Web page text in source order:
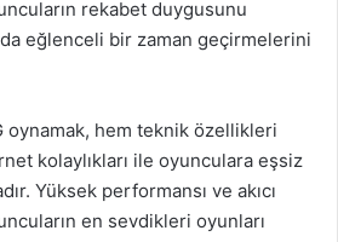
rekabet duygusunu
eğlenceli bir zaman geçirmelerini
oynamak, hem teknik özellikleri
kolaylıkları ile oyunculara eşsiz
Yüksek performansı ve akıcı
en sevdikleri oyunları